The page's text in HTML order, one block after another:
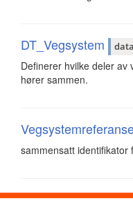
DT_Vegsystem
Definerer hvilke deler av
hører sammen.
sammensatt